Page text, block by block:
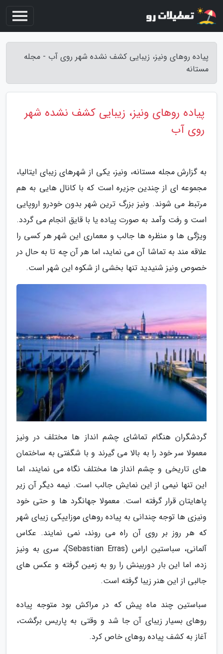
پیاده روهای ونیز، زیبایی کشف نشده شهر روی آب - مجله
مستانه
پیاده روهای ونیز، زیبایی کشف نشده شهر
روی آب
به گزارش مجله مستانه، ونیز، یکی از شهرهای زیبای ایتالیا،
مجموعه ای از چندین جزیره است که با کانال هایی به هم
مرتبط می شوند. ونیز بزرگ ترین شهر بدون خودرو اروپایی
است و رفت وآمد به صورت پیاده یا با قایق انجام می گردد.
ویژگی ها و منظره ها جالب و معماری این شهر هر کسی را
علاقه مند به تماشا آن می نماید، اما هر آن چه تا به حال در
خصوص ونیز شنیدید تنها بخشی از شکوه این شهر است.
گردشگران هنگام تماشای چشم انداز ها مختلف در ونیز
معمولا سر خود را به بالا می گیرند و با شگفتی به ساختمان
های تاریخی و چشم انداز ها مختلف نگاه می نمایند، اما
این تنها نیمی از این نمایش جالب است. نیمه دیگر آن زیر
پاهایتان قرار گرفته است. معمولا جهانگرد ها و حتی خود
ونیزی ها توجه چندانی به پیاده روهای موزاییکی زیبای شهر
که هر روز بر روی آن راه می روند، نمی نمایند. عکاس
آلمانی، سباستین اراس (Sebastian Erras)، سری به ونیز
زده، اما این بار دوربینش را رو به زمین گرفته و عکس های
جالبی از این هنر زیبا گرفته است.
سباستین چند ماه پیش که در مراکش بود متوجه پیاده
روهای بسیار زیبای آن جا شد و وقتی به پاریس برگشت،
آغاز به کشف پیاده روهای خاص کرد.